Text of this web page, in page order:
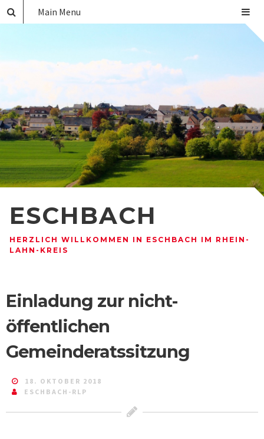
ESCHBACH
HERZLICH WILLKOMMEN IN ESCHBACH IM RHEIN-
LAHN-KREIS
Main Menu
Einladung zur nicht-
öffentlichen
Gemeinderatssitzung
18. OKTOBER 2018
ESCHBACH-RLP